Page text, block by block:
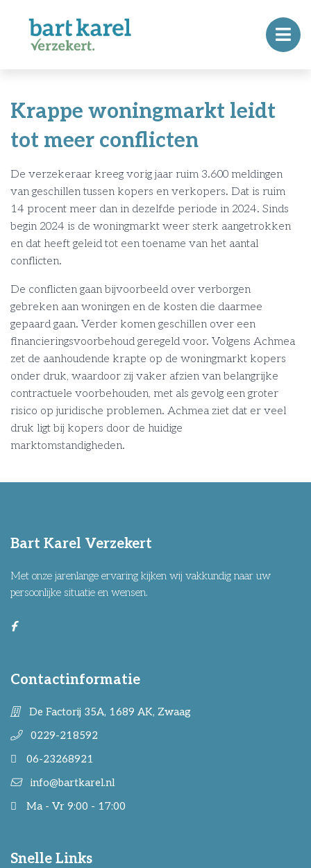
Krappe woningmarkt leidt
tot meer conflicten
De verzekeraar kreeg vorig jaar ruim 3.600 meldingen
van geschillen tussen kopers en verkopers. Dat is ruim
14 procent meer dan in dezelfde periode in 2024. Sinds
begin 2024 is de woningmarkt weer sterk aangetrokken
en dat heeft geleid tot een toename van het aantal
conflicten.
De conflicten gaan bijvoorbeeld over verborgen
gebreken aan woningen en de kosten die daarmee
gepaard gaan. Verder komen geschillen over een
financieringsvoorbehoud geregeld voor. Volgens Achmea
zet de aanhoudende krapte op de woningmarkt kopers
onder druk, waardoor zij vaker afzien van belangrijke
contractuele voorbehouden, met als gevolg een groter
risico op juridische problemen. Achmea ziet dat er veel
druk ligt bij kopers door de huidige
marktomstandigheden.
Bart Karel Verzekert
Met onze jarenlange ervaring kijken wij vakkundig naar uw
persoonlijke situatie en wensen.
Contactinformatie
De Factorij 35A, 1689 AK, Zwaag
0229-218592
06-23268921
info@bartkarel.nl
Ma - Vr 9:00 - 17:00
Snelle Links